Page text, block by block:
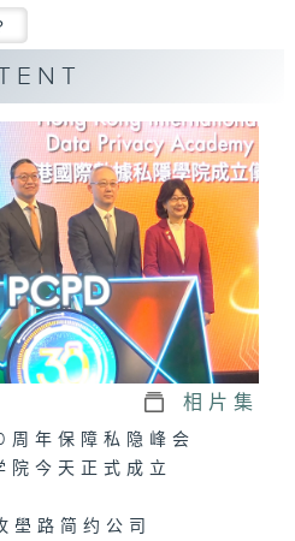
相片集
年保障私隐峰会
院今天正式成立
壆路简约公司